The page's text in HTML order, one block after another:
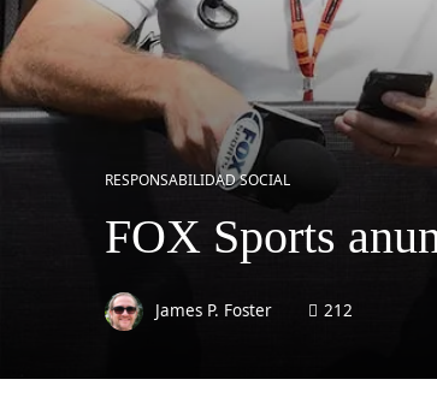
RESPONSABILIDAD SOCIAL
FOX Sports
James P. Foster 212